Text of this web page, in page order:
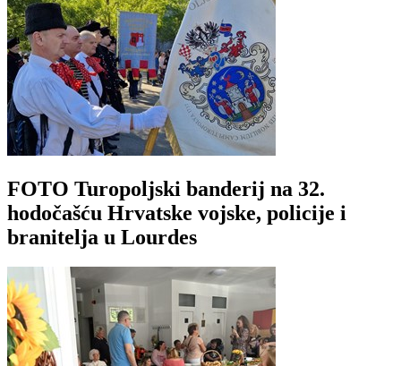
FOTO Turopoljski banderij na 32.
hodočašću Hrvatske vojske, policije i
branitelja u Lourdes